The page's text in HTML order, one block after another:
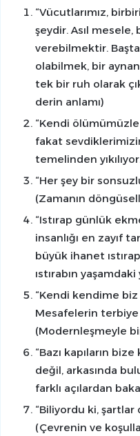
“Vücutlarımız,
şeydir. Asıl mesele,
verebilmektir.
olabilmek, bir
tek bir ruh olarak
derin anlamı)
“Kendi
fakat
temelinden
“Her şey bir
(Zamanın
“Istırap günlük
insanlığı en zayıf
büyük ihanet
ıstırabın yaşamdaki
“Kendi kendime
Mesafelerin
(Modernleşmeyle
“Bazı kapıların
değil, arkasında
farklı açılardan
“Biliyordu ki, şartlar
(Çevrenin ve